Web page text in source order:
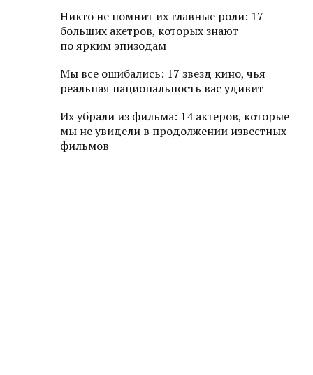
Никто не помнит их главные роли: 17
больших акетров, которых знают
по ярким эпизодам
Мы все ошибались: 17 звезд кино, чья
реальная национальность вас удивит
Их убрали из фильма: 14 актеров, которые
мы не увидели в продолжении известных
фильмов